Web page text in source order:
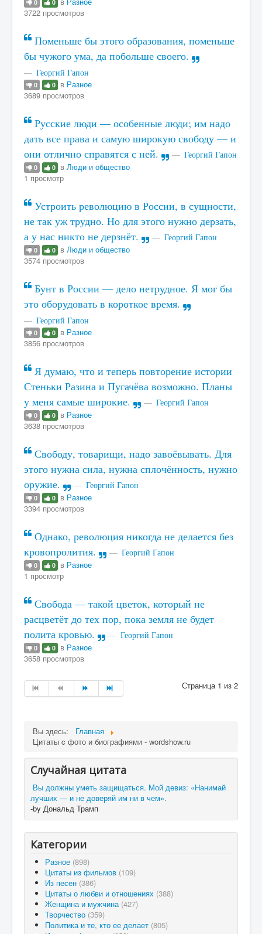
0 0
3722 просмотров
Поменьше бы этого образования, поменьше
бы чужого ума, да побольше своего.
Георгий Гапон
0 0 в Разное
3689 просмотров
Русские люди — особенные люди; им надо
дать все права и самую широкую свободу — и
они отлично справятся с ней.
Георгий Гапон
0 0 в Люди и общество
1 просмотр
Устроить революцию в России, в сущности,
не так уж трудно. Но для этого нужно дерзать,
а у нас никто не дерзнёт.
Георгий Гапон
0 0 в Люди и общество
3574 просмотров
Бунт в России — дело нетрудное. Я мог бы
это оборудовать в короткое время.
Георгий Гапон
0 0 в Разное
3856 просмотров
Я думаю, что и теперь повторение истории
Стеньки Разина и Пугачёва возможно. Планы
у меня самые широкие.
Георгий Гапон
0 0 в Разное
3638 просмотров
Свободу, товарищи, надо завоёвывать. Для
этого нужна сила, нужна сплочённость, нужно
оружие.
Георгий Гапон
0 0 в Разное
3394 просмотров
Однако, революция никогда не делается без
кровопролития.
Георгий Гапон
0 0 в Разное
1 просмотр
Свобода — такой цветок, который не
расцветёт до тех пор, пока земля не будет
полита кровью.
Георгий Гапон
0 0 в Разное
3658 просмотров
Страница 1 из 2
Вы здесь:
Главная
Цитаты c фото и биографиями - wordshow.ru
Случайная цитата
Вы должны уметь защищаться. Мой девиз: «Нанимай
лучших — и не доверяй им ни в чем».
-by Дональд Трамп
Категории
Разное (898)
Цитаты из фильмов (109)
Из песен (386)
Цитаты о любви и отношениях (388)
Женщина и мужчина (427)
Творчество (359)
Политика и те, кто ее делает (805)